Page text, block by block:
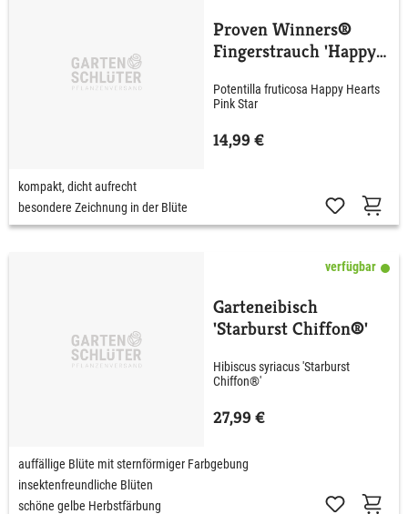
Proven Winners®
Fingerstrauch 'Happy
Potentilla fruticosa Happy Hearts
Pink Star
14,99 €
kompakt, dicht aufrecht
besondere Zeichnung in der Blüte
verfügbar
Garteneibisch
'Starburst Chiffon®'
Hibiscus syriacus 'Starburst
Chiffon®'
27,99 €
auffällige Blüte mit sternförmiger Farbgebung
insektenfreundliche Blüten
schöne gelbe Herbstfärbung